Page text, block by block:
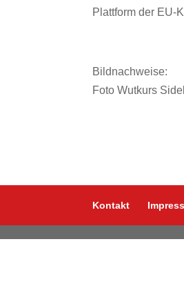
Plattform der EU-
Bildnachweise:
Foto Wutkurs
Kontakt